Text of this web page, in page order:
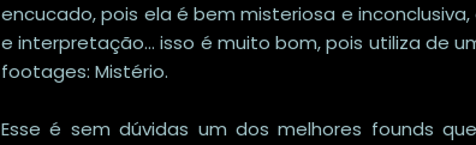
encucado, pois ela é bem misteriosa e
e interpretação... isso é muito bom, pois utiliza de
footages: Mistério.
Esse é sem dúvidas um dos melhores founds